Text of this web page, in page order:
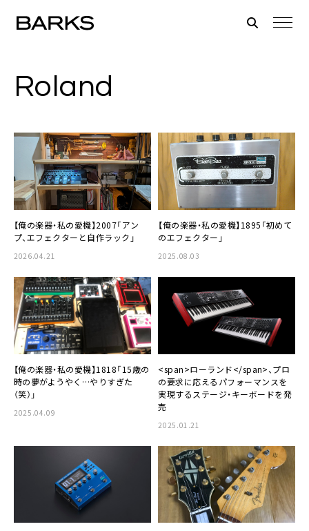
Roland
【俺の楽器・私の愛機】2007「アン
プ、エフェクターと自作ラック」
2026.04.21
【俺の楽器・私の愛機】1895「初めて
のエフェクター」
2025.08.03
【俺の楽器・私の愛機】1818「15歳の
時の夢がようやく…やりすぎた
（笑）」
2025.04.09
<span>ローランド</span>、プロ
の要求に応えるパフォーマンスを
実現するステージ・キーボードを発
売
2025.01.21